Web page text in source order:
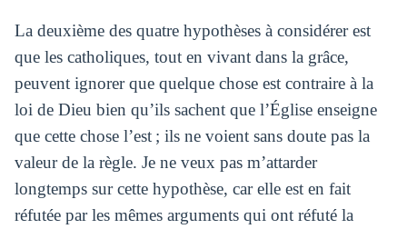
La deuxième des quatre hypothèses à considérer est
que les catholiques, tout en vivant dans la grâce,
peuvent ignorer que quelque chose est contraire à la
loi de Dieu bien qu’ils sachent que l’Église enseigne
que cette chose l’est ; ils ne voient sans doute pas la
valeur de la règle. Je ne veux pas m’attarder
longtemps sur cette hypothèse, car elle est en fait
réfutée par les mêmes arguments qui ont réfuté la